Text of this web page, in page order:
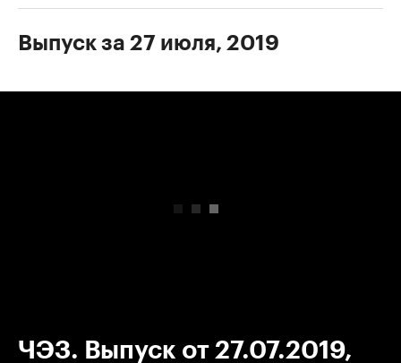
Выпуск за 27 июля, 2019
ЧЭЗ. Выпуск от 27.07.2019,